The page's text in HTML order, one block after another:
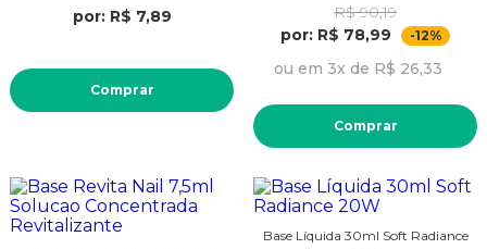
por: R$ 7,89
Comprar
R$ 90,19
por: R$ 78,99
-12%
ou em 3x de R$ 26,33
Comprar
Base Líquida 30ml Soft Radiance